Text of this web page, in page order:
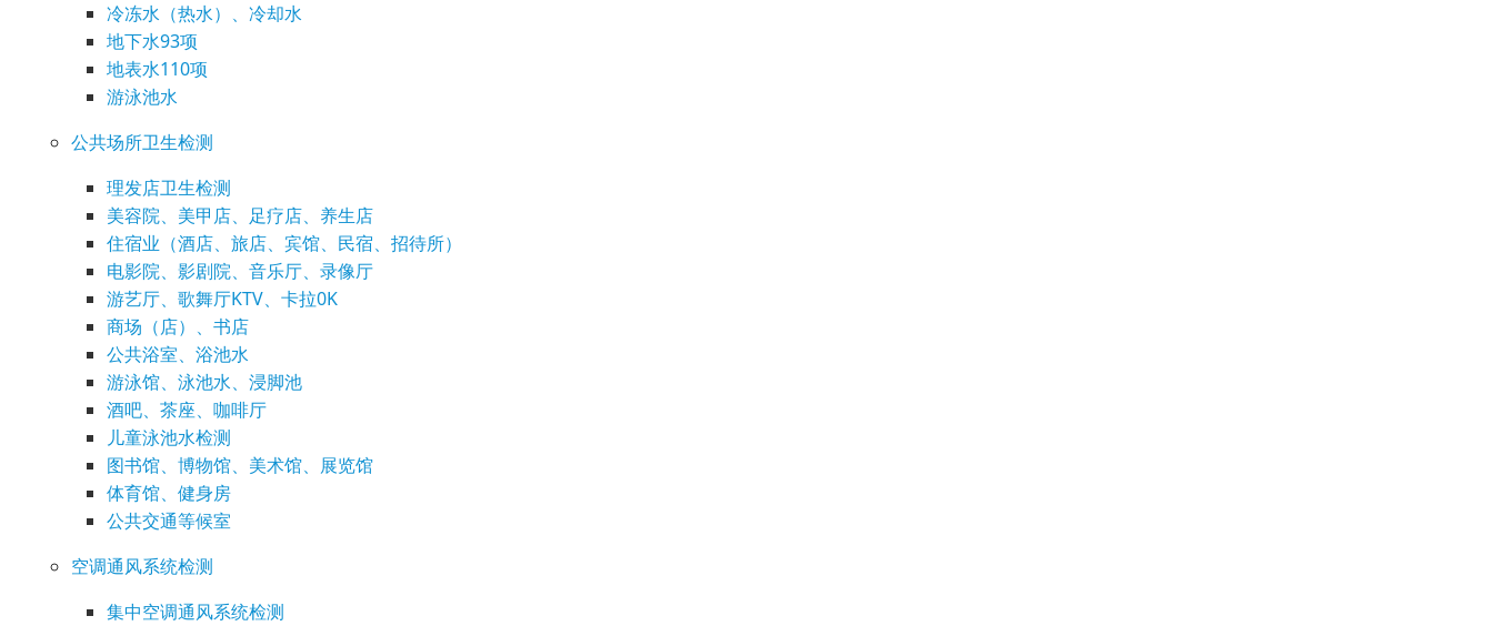
冷冻水（热水）、冷却水
地下水93项
地表水110项
游泳池水
公共场所卫生检测
理发店卫生检测
美容院、美甲店、足疗店、养生店
住宿业（酒店、旅店、宾馆、民宿、招待所）
电影院、影剧院、音乐厅、录像厅
游艺厅、歌舞厅KTV、卡拉0K
商场（店）、书店
公共浴室、浴池水
游泳馆、泳池水、浸脚池
酒吧、茶座、咖啡厅
儿童泳池水检测
图书馆、博物馆、美术馆、展览馆
体育馆、健身房
公共交通等候室
空调通风系统检测
集中空调通风系统检测